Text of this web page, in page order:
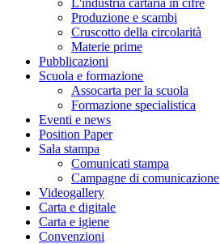
L'industria cartaria in cifre
Produzione e scambi
Cruscotto della circolarità
Materie prime
Pubblicazioni
Scuola e formazione
Assocarta per la scuola
Formazione specialistica
Eventi e news
Position Paper
Sala stampa
Comunicati stampa
Campagne di comunicazione
Videogallery
Carta e digitale
Carta e igiene
Convenzioni